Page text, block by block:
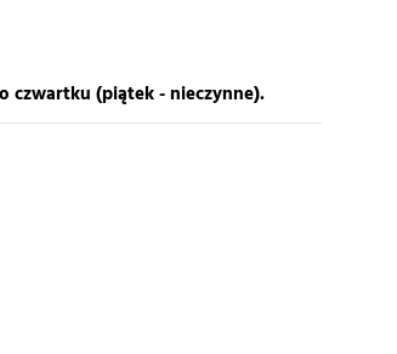
czwartku (piątek - nieczynne).